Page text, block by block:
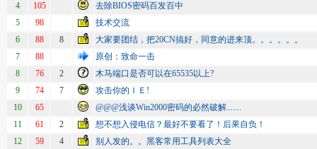
4
105
去除BIOS密码百发百中
5
98
技术交流
6
88 8
大家要团结，把20CN搞好，同意的进来顶。。。。。。
7
88
原创：致命一击
8
76 2
木马端口是否可以在65535以上?
9
74 7
攻击你的ＩＥ!
10
65
@@@浅谈Win2000密码的必然破解.......
11
61 2
想不想入侵电信？最好不要看了！后果自负！
12
59 4
别人发的。。黑客常用工具列表大全